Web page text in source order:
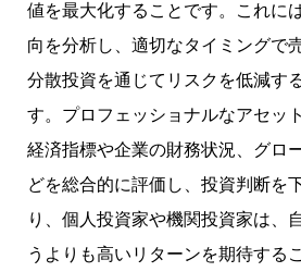
値を最大化することです。これに
向を分析し、適切なタイミングで
分散投資を通じてリスクを低減す
す。プロフェッショナルなアセッ
経済指標や企業の財務状況、グロ
どを総合的に評価し、投資判断を
り、個人投資家や機関投資家は、
うよりも高いリターンを期待する